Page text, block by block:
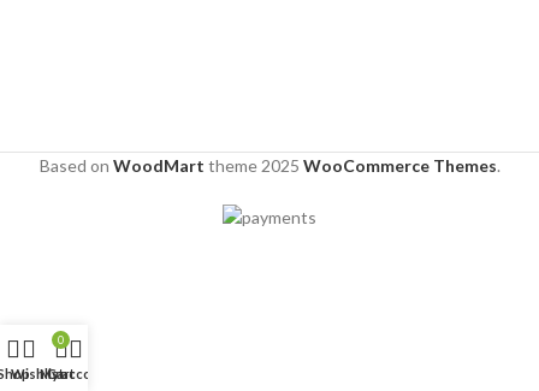
Based on WoodMart theme2025 WooCommerce Themes.
Wishlist
0
Cart
My account